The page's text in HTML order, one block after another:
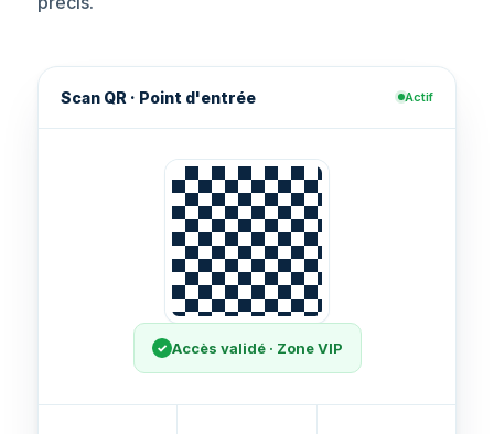
Scan QR · Point d'entrée Actif
✓ Accès validé · Zone VIP